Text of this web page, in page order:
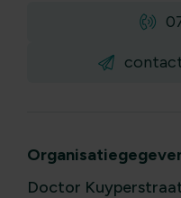
Doctor